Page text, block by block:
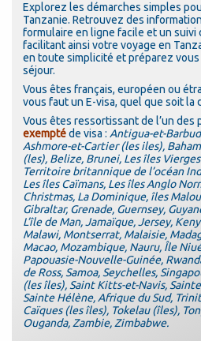
Explorez les démarches simples
Tanzanie. Retrouvez des
formulaire en ligne facile et un suivi
facilitant ainsi votre voyage en
en toute simplicité et préparez
séjour.
Vous êtes français, européen ou
vous faut un E-visa, quel que soit la
Vous êtes ressortissant de l’un des
exemptéde visa : Antigua-et-
Ashmore-et-Cartier (les iles),
(les), Belize, Brunei, Les îles
Territoire britannique de l’océan
Les îles Caïmans, Les îles Anglo
Christmas, La Dominique, îles
Gibraltar, Grenade, Guernsey,
L’île de Man, Jamaïque, Jersey,
Malawi, Montserrat, Malaisie,
Macao, Mozambique, Nauru, Île
Papouasie-Nouvelle-Guinée,
de Ross, Samoa, Seychelles,
(les îles), Saint Kitts-et-Navis,
Sainte Hélène, Afrique du Sud,
Caïques (les îles), Tokelau (îles),
Ouganda, Zambie, Zimbabwe.